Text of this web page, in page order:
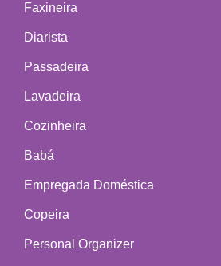
Faxineira
Diarista
Passadeira
Lavadeira
Cozinheira
Babá
Empregada Doméstica
Copeira
Personal Organizer